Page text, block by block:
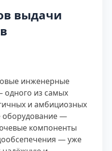
выдачи
инженерные
одного из самых
и амбициозных
оборудование —
компоненты
— уже